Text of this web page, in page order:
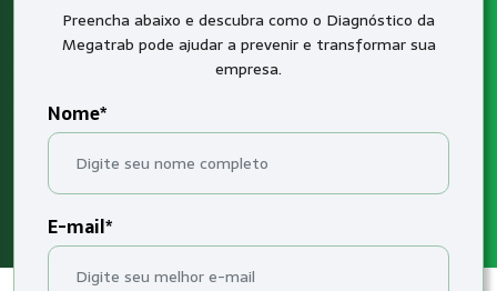
Preencha abaixo e descubra como o Diagnóstico da
Megatrab pode ajudar a prevenir e transformar sua
empresa.
Nome*
E-mail*